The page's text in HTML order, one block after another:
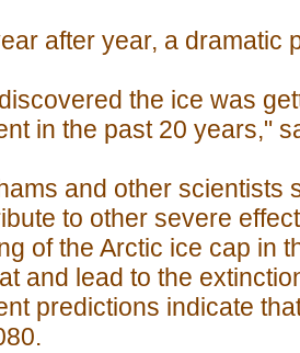
after year, a dramatic
the ice was
in the past 20 years,"
and other scientists
to other severe
of the Arctic ice cap in
and lead to the
predictions indicate